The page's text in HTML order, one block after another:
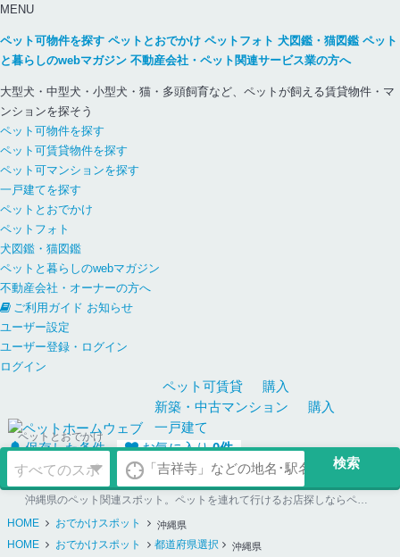
MENU
ペット可物件を探す ペットとおでかけ ペットフォト 犬図鑑・猫図鑑 ペット
と暮らしのwebマガジン 不動産会社・ペット関連サービス業の方へ
大型犬・中型犬・小型犬・猫・多頭飼育など、ペットが飼える賃貸物件・マ
ンションを探そう
ペット可物件を探す
ペット可賃貸物件を探す
ペット可マンションを探す
一戸建てを探す
ペットとおでかけ
ペットフォト
犬図鑑・猫図鑑
ペットと暮らしのwebマガジン
不動産会社・オーナーの方へ
ご利用ガイド お知らせ
ユーザー設定
ユーザー登録・ログイン
ログイン
ペット可賃貸
購入
新築・中古マンション
購入
一戸建て
保存した条件
お気に入り0件
ペットとおでかけ
沖縄県のペット関連スポット。ペットを連れて行けるお店探しならペットホームウェブ
HOME
おでかけスポット 沖縄県
HOME おでかけスポット 都道府県選択 沖縄県